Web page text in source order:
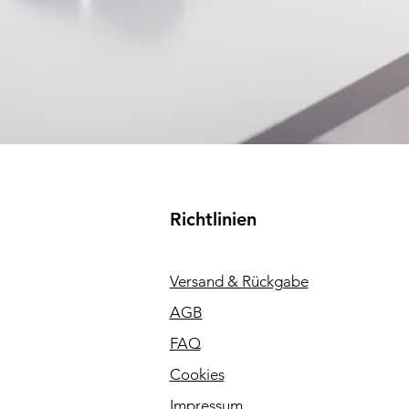
Richtlinien
Versand & Rückgabe
AGB
FAQ
Cookies
Impressum